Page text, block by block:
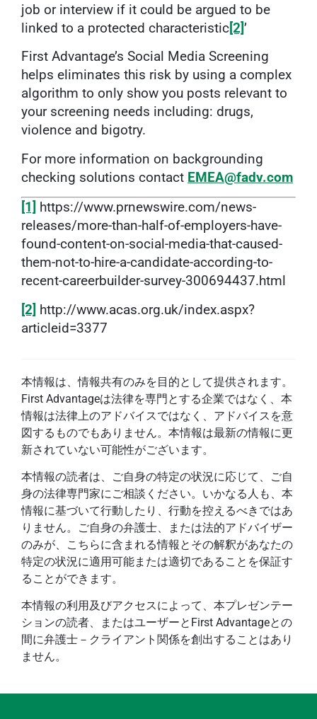
job or interview if it could be argued to be
linked to a protected characteristic[2]’
First Advantage’s Social Media Screening
helps eliminates this risk by using a complex
algorithm to only show you posts relevant to
your screening needs including: drugs,
violence and bigotry.
For more information on backgrounding
checking solutions contact EMEA@fadv.com
[1] https://www.prnewswire.com/news-
releases/more-than-half-of-employers-have-
found-content-on-social-media-that-caused-
them-not-to-hire-a-candidate-according-to-
recent-careerbuilder-survey-300694437.html
[2] http://www.acas.org.uk/index.aspx?
articleid=3377
本情報は、情報共有のみを目的として提供されます。
First Advantageは法律を専門とする企業ではなく、本
情報は法律上のアドバイスではなく、アドバイスを意
図するものでもありません。本情報は最新の情報に更
新されていない可能性がございます。
本情報の読者は、ご自身の特定の状況に応じて、ご自
身の法律専門家にご相談ください。いかなる人も、本
情報に基づいて行動したり、行動を控えるべきではあ
りません。ご自身の弁護士、または法的アドバイザー
のみが、こちらに含まれる情報とその解釈があなたの
特定の状況に適用可能または適切であることを保証す
ることができます。
本情報の利用及びアクセスによって、本プレゼンテー
ションの読者、またはユーザーとFirst Advantageとの
間に弁護士－クライアント関係を創出することはあり
ません。